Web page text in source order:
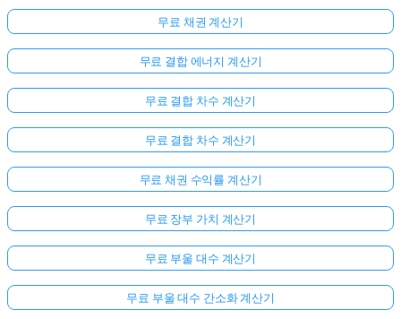
하
무료 채권 계산기
무료 결합 에너지 계산기
무료 결합 차수 계산기
무료 결합 차수 계산기
무료 채권 수익률 계산기
무료 장부 가치 계산기
무료 부울 대수 계산기
무료 부울 대수 간소화 계산기